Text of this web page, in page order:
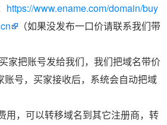
https://www.ename.com/domain/buy
（如果没发布一口价请联系我们带
家把账号发给我们，我们把域名带价
账号，买家接收后，系统会自动把域
用，可以转移域名到其它注册商，转